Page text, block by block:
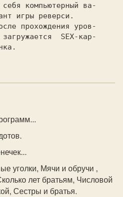
уголки, Мячи и обручи ,
лет братьям, Числовой
Сестры и братья.